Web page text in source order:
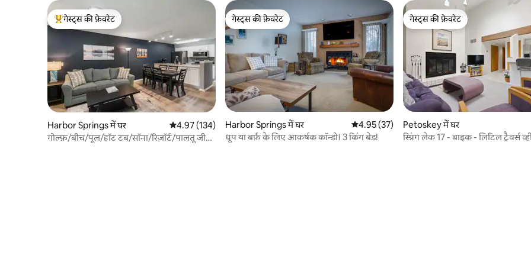
गेस्ट्स का टॉप फ़ेवरेट
गेस्ट्स की फ़ेवरेट
Harbor Springs में घर औसत रेटिंग 5 में से 4.97, 134 समीक्षाएँ
4.97 (134)
गोल्फ़/बीच/पूल/हॉट टब/सॉना/रिज़ॉर्ट/पालतू जीवों
गेस्ट्स की फ़ेवरेट
गेस्ट्स की फ़ेवरेट
Harbor Springs में घर औसत रेटिंग 5 में से 4.95, 37 समीक्षाएँ
4.95 (37)
धूप या बर्फ़ के लिए आकर्षक कॉन्डो। 3 किंग बेड!
गेस्ट्स की फ़ेवरेट
गेस्ट्स की फ़ेवरेट
Petoskey में घर
स्प्रिंग लेक 17 - बाइक - लिटिल ट्रैवर्स